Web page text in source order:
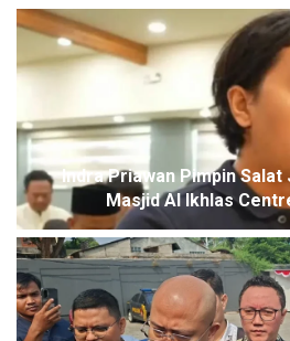
Indra Priawan Pimpin
Masjid Al Ikhlas